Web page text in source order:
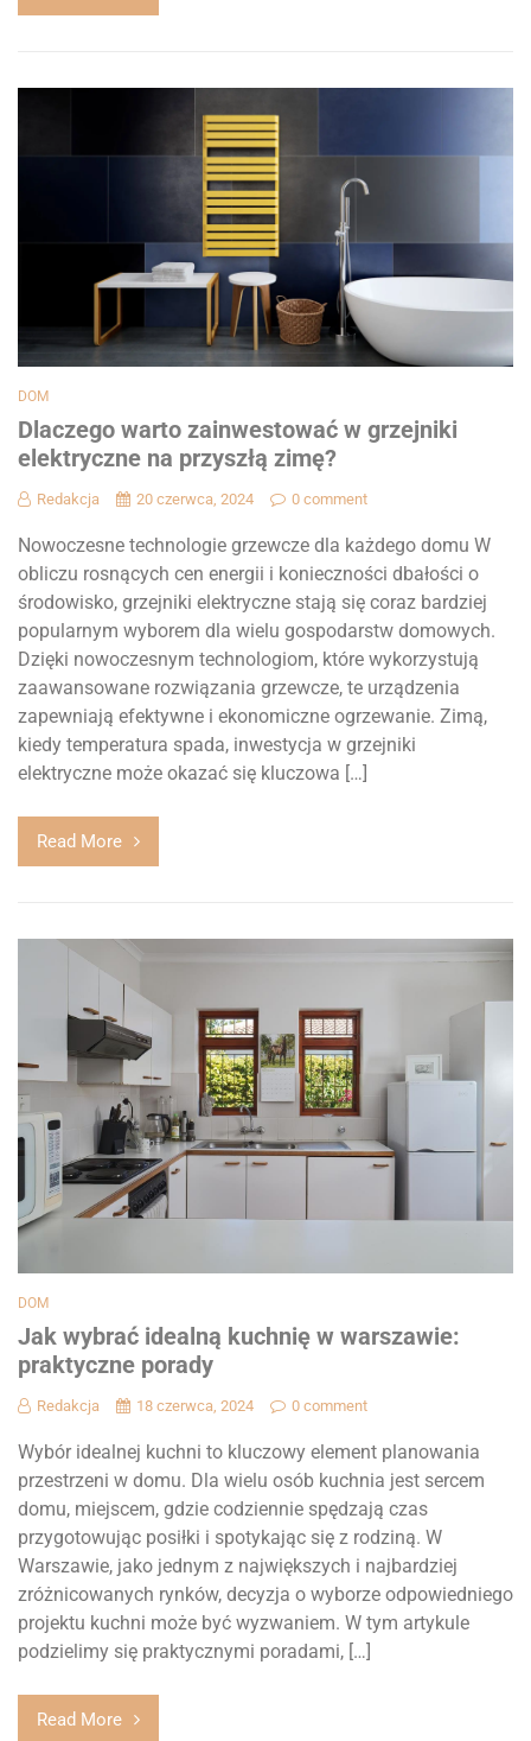
DOM
Dlaczego warto zainwestować w grzejniki
elektryczne na przyszłą zimę?
Redakcja 20 czerwca, 2024 0 comment
Nowoczesne technologie grzewcze dla każdego domu W
obliczu rosnących cen energii i konieczności dbałości o
środowisko, grzejniki elektryczne stają się coraz bardziej
popularnym wyborem dla wielu gospodarstw domowych.
Dzięki nowoczesnym technologiom, które wykorzystują
zaawansowane rozwiązania grzewcze, te urządzenia
zapewniają efektywne i ekonomiczne ogrzewanie. Zimą,
kiedy temperatura spada, inwestycja w grzejniki
elektryczne może okazać się kluczowa […]
Read More
DOM
Jak wybrać idealną kuchnię w warszawie:
praktyczne porady
Redakcja 18 czerwca, 2024 0 comment
Wybór idealnej kuchni to kluczowy element planowania
przestrzeni w domu. Dla wielu osób kuchnia jest sercem
domu, miejscem, gdzie codziennie spędzają czas
przygotowując posiłki i spotykając się z rodziną. W
Warszawie, jako jednym z największych i najbardziej
zróżnicowanych rynków, decyzja o wyborze odpowiedniego
projektu kuchni może być wyzwaniem. W tym artykule
podzielimy się praktycznymi poradami, […]
Read More